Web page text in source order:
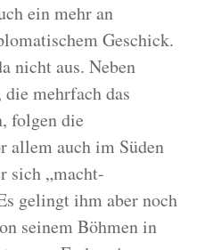
ein mehr an
Geschick.
nicht aus. Neben
die mehrfach das
folgen die
allem auch im Süden
sich „macht-
gelingt ihm aber noch
seinem Böhmen in